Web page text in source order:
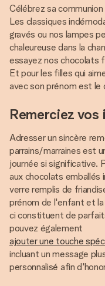
Célébrez sa
Les classiques
gravés ou nos lampes
chaleureuse dans la
essayez nos chocolats
Et pour les filles qui
avec son prénom est le
Remerciez vos
Adresser un sincère
parrains/marraines est
journée si significative.
aux chocolats emballés
verre remplis de
prénom de l'enfant et
ci constituent de
pouvez également
ajouter une touche
incluant un message
personnalisé afin